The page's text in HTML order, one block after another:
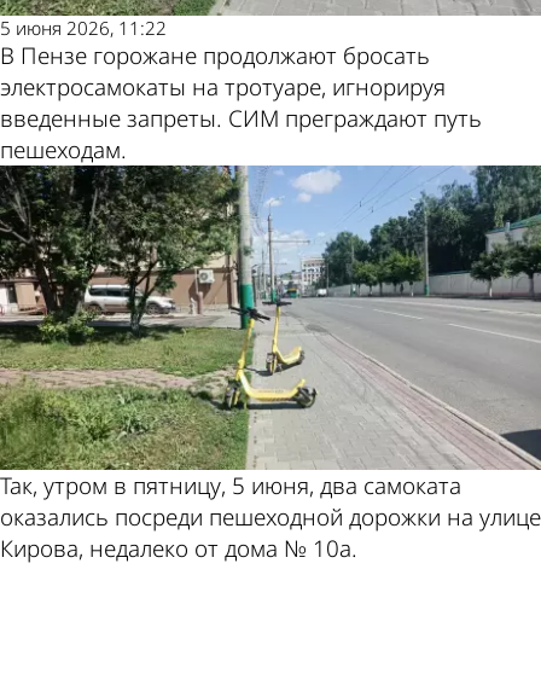
5 июня 2026, 11:22
В Пензе горожане продолжают бросать
электросамокаты на тротуаре, игнорируя
введенные запреты. СИМ преграждают путь
пешеходам.
Так, утром в пятницу, 5 июня, два самоката
оказались посреди пешеходной дорожки на улице
Кирова, недалеко от дома № 10а.